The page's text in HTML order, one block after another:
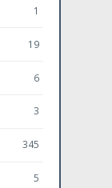
1
19
6
3
345
5